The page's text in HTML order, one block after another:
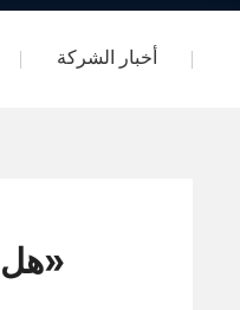
أخبار الشركة
«هل